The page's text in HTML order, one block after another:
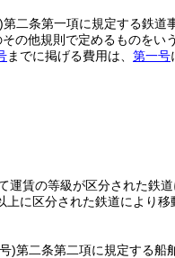
第二条第一項に規定する鉄道
の他規則で定めるものをいう
までに掲げる費用は、 第一号
運賃の等級が区分された鉄
上に区分された鉄道により
)第二条第二項に規定する船